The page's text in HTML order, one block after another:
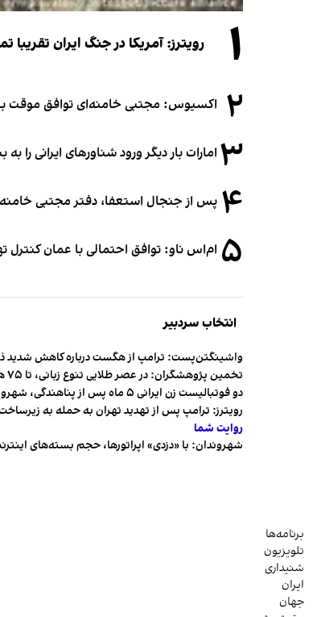
۱ رویترز: آمریکا در جنگ ایران
۲ اکسیوس: مجتبی خامنه‌ای توافق موقت
۳ امارات بار دیگر ورود شناورهای ایرانی را
۴ پس از جنجال استعفا، دفتر مجتبی
۵ ام‌اس ناو: توافق احتمالی با عمان کنترل
انتخاب سردبیر
واشینگتن‌پست: ترامپ از هگست درباره کاهش
تخمین پژوهشگران: در عصر طلایی تنوع زبانی، تا ۷۵ هزار زبان در جهان وجود داشت
دو فوتبالیست زن ایرانی ۵ ماه پس از پناهندگی، شهروند استرالیا شدند
رویترز: ترامپ پس از تهدید تهران به حمله به
روایت شما
شهروندان:‌ با «دزدی» اپراتورها، حجم بسته‌های
برنامه‌ها
تلویزیون
شنیداری
ایران
جهان